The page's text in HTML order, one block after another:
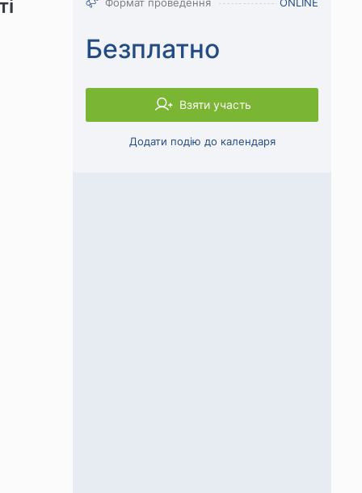
Безплатно
Взяти участь
Додати подію до календаря